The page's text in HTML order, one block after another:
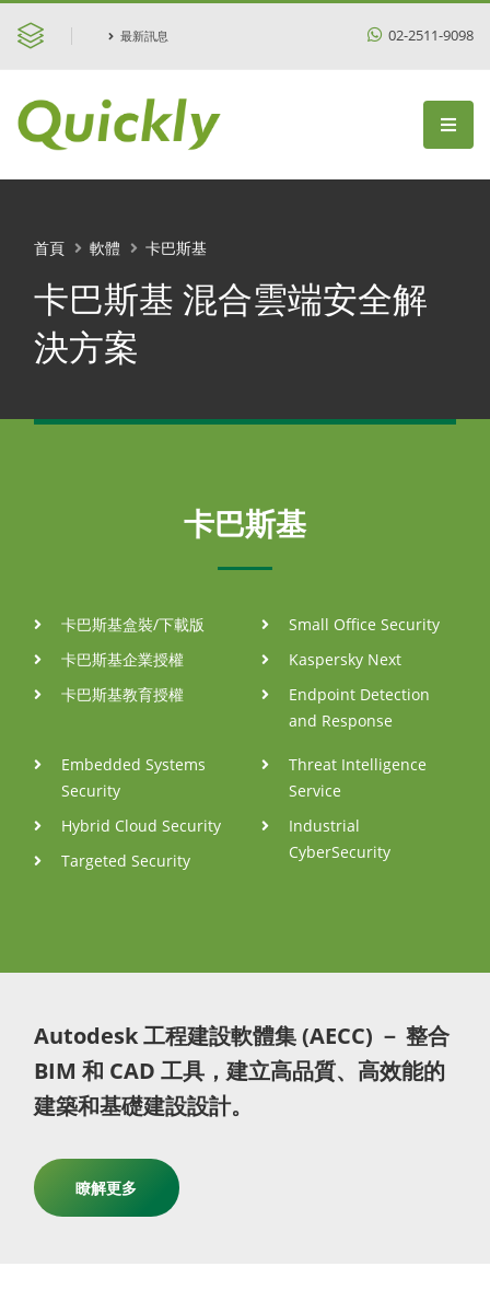
最新訊息 02-2511-9098
卡巴斯基 混合雲端安全解
決方案
首頁 軟體 卡巴斯基
卡巴斯基
卡巴斯基盒裝/下載版
卡巴斯基企業授權
卡巴斯基教育授權
Small Office Security
Kaspersky Next
Endpoint Detection
and Response
Embedded Systems
Security
Hybrid Cloud Security
Targeted Security
Threat Intelligence
Service
Industrial
CyberSecurity
Autodesk 工程建設軟體集 (AECC) － 整合
BIM 和 CAD 工具，建立高品質、高效能的
建築和基礎建設設計。
瞭解更多